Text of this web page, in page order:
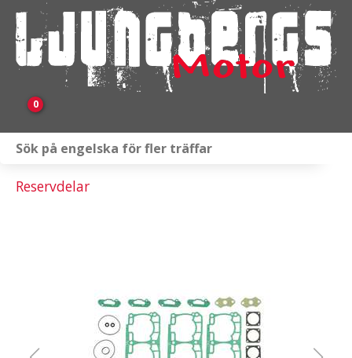
0
Släpvagnar & Skylift
Reservdelar